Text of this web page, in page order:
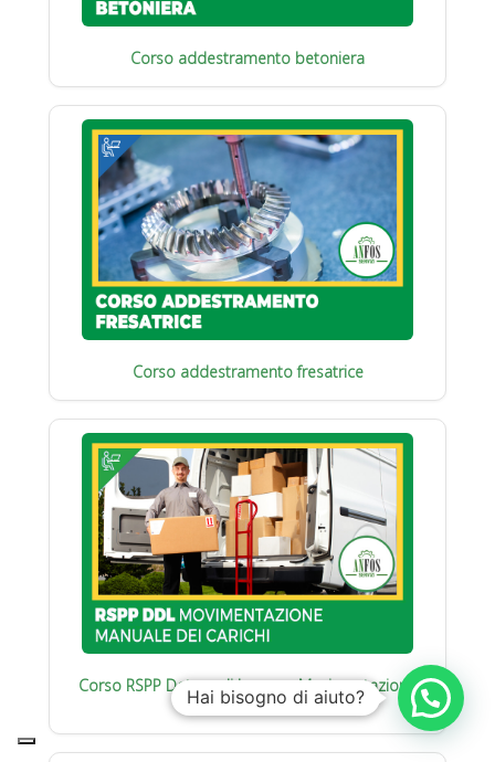
Corso addestramento betoniera
Corso addestramento fresatrice
Corso RSPP Datore di Lavoro : Movimentazione
manuale carichi
Hai bisogno di aiuto?